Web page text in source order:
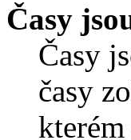
Časy
Časy
časy